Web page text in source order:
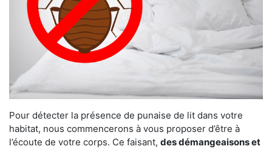
Pour détecter la présence de punaise de lit dans votre
habitat, nous commencerons à vous proposer d’être à
l’écoute de votre corps. Ce faisant, des démangeaisons et